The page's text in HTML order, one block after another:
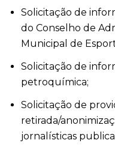
Solicitação de
do Conselho de
Municipal de
Solicitação de
petroquímica;
Solicitação de
retirada/
jornalísticas